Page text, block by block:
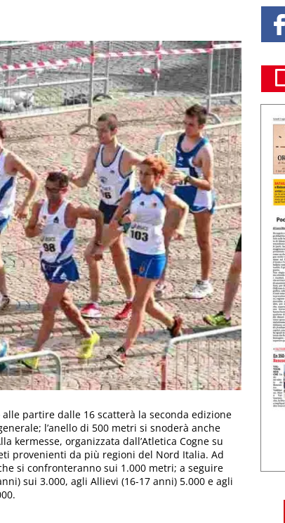
partire dalle 16 scatterà la seconda edizione
l’anello di 500 metri si snoderà anche
kermesse, organizzata dall’Atletica Cogne su
provenienti da più regioni del Nord Italia. Ad
si confronteranno sui 1.000 metri; a seguire
sui 3.000, agli Allievi (16-17 anni) 5.000 e agli